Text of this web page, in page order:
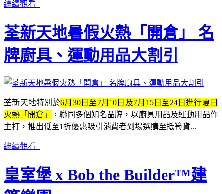
繼續觀看+
荃新天地暑假火熱「開倉」 名
牌廚具、運動用品大割引
荃新天地特別於6月30日至7月10日及7月15日至24日進行夏日
火熱「開倉」
，聯同多個知名品牌，以廚具用品及運動用品作
主打，推出低至1折優惠吸引消費者到場選購至抵筍貨...
繼續觀看+
皇室堡 x Bob the Builder™建